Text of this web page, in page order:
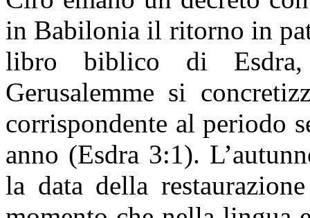
in Babilonia il ritorno in
libro biblico di
Gerusalemme si
corrispondente al periodo
anno (Esdra 3:1).
la data della